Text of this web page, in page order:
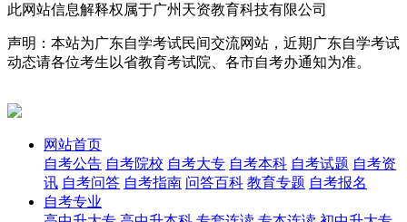
此网站信息解释权属于广州天资教育科技有限公司
声明：本站为广东自学考试民间交流网站，近期广东自学考试
动态请各位考生以省教育考试院、各市自考办通知为准。
网站首页
自考公告 自考院校 自考大专 自考本科 自考试题 自考资
讯 自考问答 自考指南 问答百科 教育专题 自考报名
自考专业